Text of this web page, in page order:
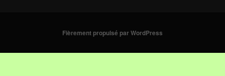
Fièrement propulsé par WordPress